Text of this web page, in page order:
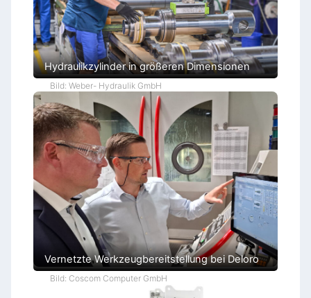
Hydraulikzylinder in größeren Dimensionen
Bild: Weber- Hydraulik GmbH
Vernetzte Werkzeugbereitstellung bei Deloro
Bild: Coscom Computer GmbH